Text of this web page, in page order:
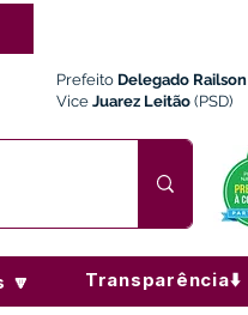
Prefeito Delegado Railson
Vice Juarez Leitão (PSD)
🔽 Transparência⬇️